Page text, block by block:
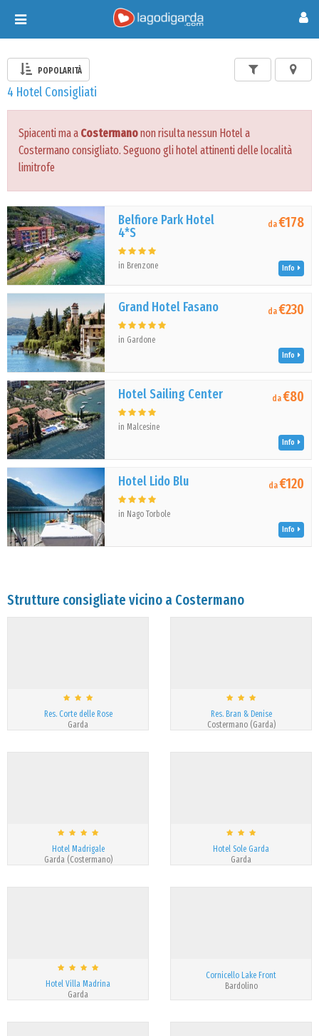
Toggle
navigation
POPOLARITÀ
4 Hotel Consigliati
Spiacenti ma a Costermanonon risulta nessun Hotel a
Costermano consigliato. Seguono gli hotel attinenti delle località
limitrofe
Belfiore Park Hotel
4*S
in Brenzone
da€178
Info
Grand Hotel Fasano
in Gardone
da€230
Info
Hotel Sailing Center
in Malcesine
da€80
Info
Hotel Lido Blu
in Nago Torbole
da€120
Info
Strutture consigliate vicino a Costermano
Res. Corte delle Rose
Garda
Res. Bran & Denise
Costermano (Garda)
Hotel Madrigale
Garda (Costermano)
Hotel Sole Garda
Garda
Hotel Villa Madrina
Garda
Cornicello Lake Front
Bardolino